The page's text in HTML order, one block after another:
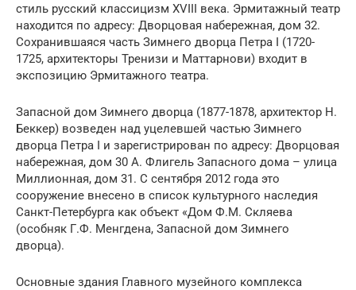
стиль русский классицизм XVIII века. Эрмитажный театр
находится по адресу: Дворцовая набережная, дом 32.
Сохранившаяся часть Зимнего дворца Петра I (1720-
1725, архитекторы Тренизи и Маттарнови) входит в
экспозицию Эрмитажного театра.
Запасной дом Зимнего дворца (1877-1878, архитектор Н.
Беккер) возведен над уцелевшей частью Зимнего
дворца Петра I и зарегистрирован по адресу: Дворцовая
набережная, дом 30 А. Флигель Запасного дома – улица
Миллионная, дом 31. С сентября 2012 года это
сооружение внесено в список культурного наследия
Санкт-Петербурга как объект «Дом Ф.М. Скляева
(особняк Г.Ф. Менгдена, Запасной дом Зимнего
дворца).
Основные здания Главного музейного комплекса